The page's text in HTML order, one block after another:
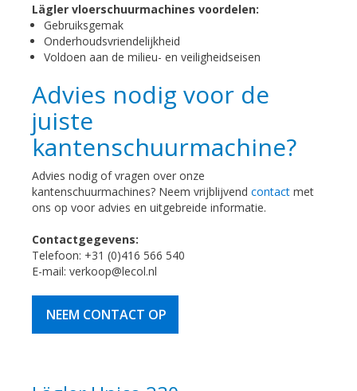
Lägler vloerschuurmachines voordelen:
Gebruiksgemak
Onderhoudsvriendelijkheid
Voldoen aan de milieu- en veiligheidseisen
Advies nodig voor de
juiste
kantenschuurmachine?
Advies nodig of vragen over onze
kantenschuurmachines? Neem vrijblijvend contact met
ons op voor advies en uitgebreide informatie.
Contactgegevens:
Telefoon: +31 (0)416 566 540
E-mail: verkoop@lecol.nl
NEEM CONTACT OP